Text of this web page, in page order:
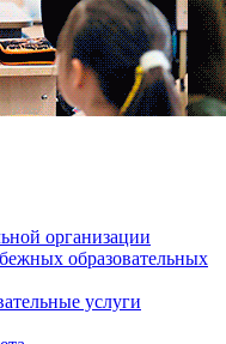
организации
образовательных
услуги